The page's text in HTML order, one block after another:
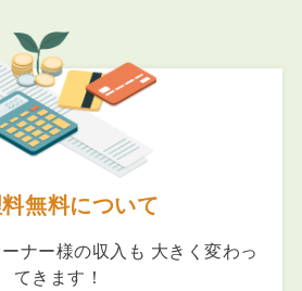
無料について
ナー様の収入も 大きく変わっ
てきます！